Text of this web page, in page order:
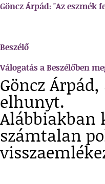
Göncz Árpád: "Az eszmék
Beszélő
Válogatás a Beszélőben
Göncz
elhunyt.
Alábbiakban
számtalan